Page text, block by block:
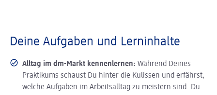
Deine Aufgaben und Lerninhalte
Alltag im dm-Markt kennenlernen: Während Deines
Praktikums schaust Du hinter die Kulissen und erfährst,
welche Aufgaben im Arbeitsalltag zu meistern sind. Du